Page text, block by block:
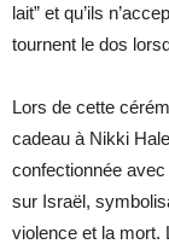
lait” et qu’ils
tournent le dos
Lors de cette
cadeau à Nikki
confectionnée
sur Israël,
violence et la mort.